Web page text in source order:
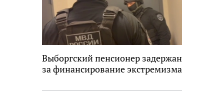
Выборгский пенсионер задержан
за финансирование экстремизма